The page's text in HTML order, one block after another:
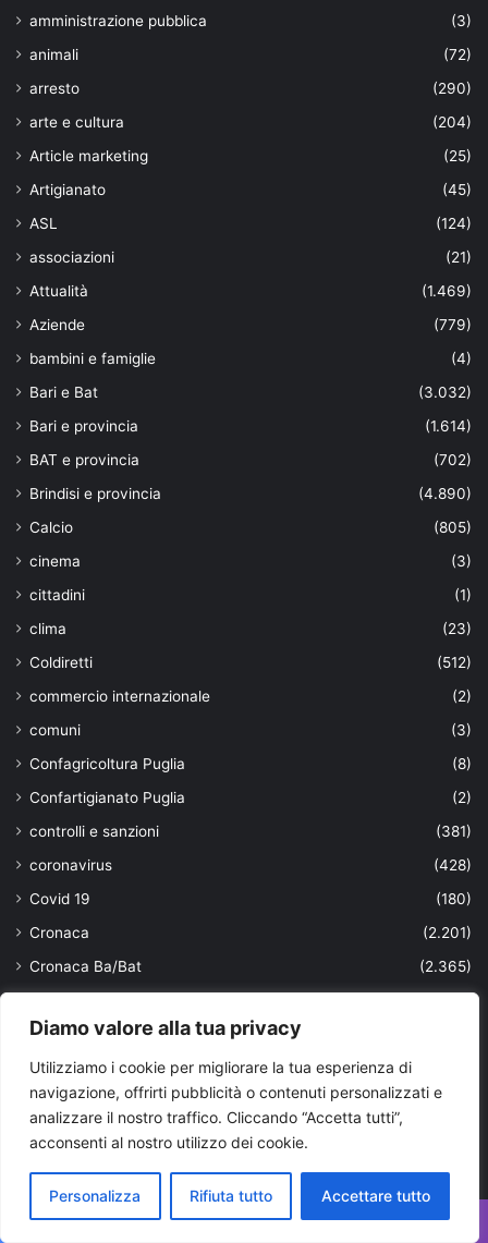
Diamo valore alla tua privacy
Utilizziamo i cookie per migliorare la tua esperienza di
navigazione, offrirti pubblicità o contenuti personalizzati e
analizzare il nostro traffico. Cliccando “Accetta tutti”,
acconsenti al nostro utilizzo dei cookie.
Personalizza Rifiuta tutto Accettare tutto
amministrazione pubblica
(3)
animali
(72)
arresto
(290)
arte e cultura
(204)
Article marketing
(25)
Artigianato
(45)
ASL
(124)
associazioni
(21)
Attualità
(1.469)
Aziende
(779)
bambini e famiglie
(4)
Bari e Bat
(3.032)
Bari e provincia
(1.614)
BAT e provincia
(702)
Brindisi e provincia
(4.890)
Calcio
(805)
cinema
(3)
cittadini
(1)
clima
(23)
Coldiretti
(512)
commercio internazionale
(2)
comuni
(3)
Confagricoltura Puglia
(8)
Confartigianato Puglia
(2)
controlli e sanzioni
(381)
coronavirus
(428)
Covid 19
(180)
Cronaca
(2.201)
Cronaca Ba/Bat
(2.365)
Cronaca brindisi
Cronaca Foggia
Cronaca Lecce
(2.033)
Cronaca Taranto
Cronaca Valle d'Itria
(186)
cultura e istruzione